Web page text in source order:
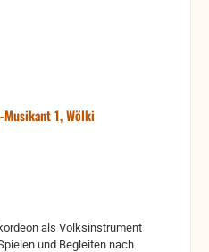
1, Wölki
als Volksinstrument
und Begleiten nach